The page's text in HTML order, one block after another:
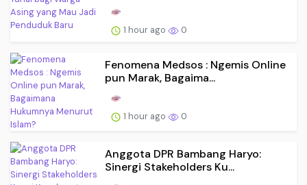
1 hour ago 0
Fenomena Medsos : Ngemis Online
pun Marak, Bagaima...
1 hour ago 0
Anggota DPR Bambang Haryo:
Sinergi Stakeholders Ku...